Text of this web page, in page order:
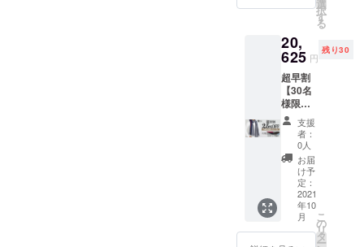
場合、
致しま
す。
境によ
り実際
の商品
の色合
いと異
なって
見える
場合が
ありま
す。 ※
製造状
況によ
り出荷
時期が
遅れる
ネイ
ビー系
(ストラ
イプ :
ネイ
ビーｘ
レッド)
・グ
レー系
(ストラ
イプ :
ダーク
ブラウ
ンｘラ
イトブ
ルー) ━
→20,62
（税・
送料
込） 配
送時
期：
2021年
10月頃
予定
【内
容】 下
記3色の
中か
ら、お
好きな1
枚をお
選びく
選
択
す
る
20,
625 円
残り30
超早割
【30名
様限
定！
25％OF
DELUX
Eストー
ル １枚
+ エコ
バッグ
付き 定
価
支援
者：
0人
お届
け予
定：
2021
年10
月
こ
の
リ
タ
ー